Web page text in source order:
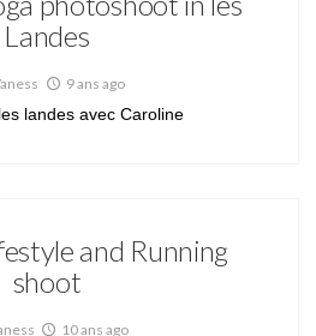
Landes
9 ans ago
landes avec Caroline
and Running
shoot
10 ans ago